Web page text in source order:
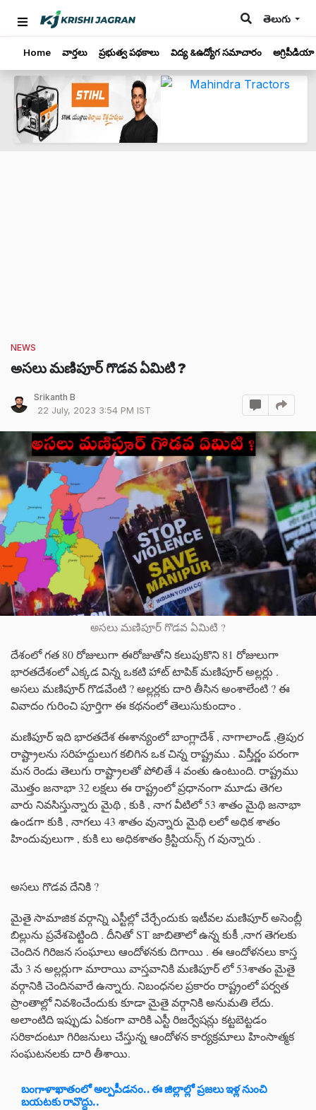
తెలుగు
Home వార్తలు ప్రభుత్వ పథకాలు విద్య &ఉద్యోగ సమాచారం అగ్రిపీడియా
NEWS
అసలు మణిపూర్ గొడవ ఏమిటి ?
Srikanth B
22 July, 2023 3:54 PM IST
అసలు మణిపూర్ గొడవ ఏమిటి ?
దేశంలో గత 80 రోజులుగా ఈరోజుతోని కలుపుకొని 81 రోజులుగా
భారతదేశంలో ఎక్కడ విన్న ఒకటి హాట్ టాపిక్ మణిపూర్ అల్లర్లు .
అసలు మణిపూర్ గొడవేంటి ? అల్లర్లకు దారి తీసిన అంశాలేంటి ? ఈ
వివాదం గురించి పూర్తిగా ఈ కథనంలో తెలుసుకుందాం .
మణిపూర్ ఇది భారతదేశ ఈశాన్యంలో బాంగ్లాదేశ్ , నాగాలాండ్ ,త్రిపుర
రాష్ట్రాలను సరిహద్దులుగ కలిగిన ఒక చిన్న రాష్ట్రము . విస్తీర్ణం పరంగా
మన రెండు తెలుగు రాష్ట్రాలతో పోలితే 4 వంతు ఉంటుంది. రాష్ట్రము
మొత్తం జనాభా 32 లక్షలు ఈ రాష్ట్రంలో ప్రధానంగా మూడు తెగల
వారు నివసిస్తున్నారు మైథి , కుకి , నాగ వీటిలో 53 శాతం మైథి జనాభా
ఉండగా కుకి , నాగలు 43 శాతం వున్నారు మైథి లలో అధిక శాతం
హిందువులుగా , కుకి లు అధికశాతం క్రిస్టియన్స్ గ వున్నారు .
అసలు గొడవ దేనికి ?
మైతై సామాజిక వర్గాన్ని ఎస్టీల్లో చేర్చేందుకు ఇటీవల మణిపూర్ అసెంబ్లీ
బిల్లును ప్రవేశపెట్టింది . దీనితో ST జాబితాలో ఉన్న కుకీ ,నాగ తెగలకు
చెందిన గిరిజన సంఘాలు ఆందోళనకు దిగాయి . ఈ ఆందోళనలు కాస్త
మే 3 న అల్లర్లుగా మారాయి వాస్తవానికి మణిపూర్ లో 53శాతం మైతై
వర్గానికి చెందినవారే ఉన్నారు. నిబంధనల ప్రకారం రాష్ట్రంలో పర్వత
ప్రాంతాల్లో నివశించేందుకు కూడా మైతై వర్గానికి అనుమతి లేదు.
అలాంటిది ఇప్పుడు ఏకంగా వారికి ఎస్టీ రిజర్వేషన్లు కట్టబెట్టడం
సరికాదంటూ గిరిజనులు చేస్తున్న ఆందోళన కార్యక్రమాలు హింసాత్మక
సంఘటనలకు దారి తీశాయి.
బంగాళాఖాతంలో అల్పపీడనం.. ఈ జిల్లాల్లో ప్రజలు ఇళ్ల నుంచి
బయటకు రావొద్దు..